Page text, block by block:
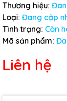
Thương hiệu:
Loại: Đang cập
Tình trạng: Còn
Mã sản phẩm:
Liên hệ